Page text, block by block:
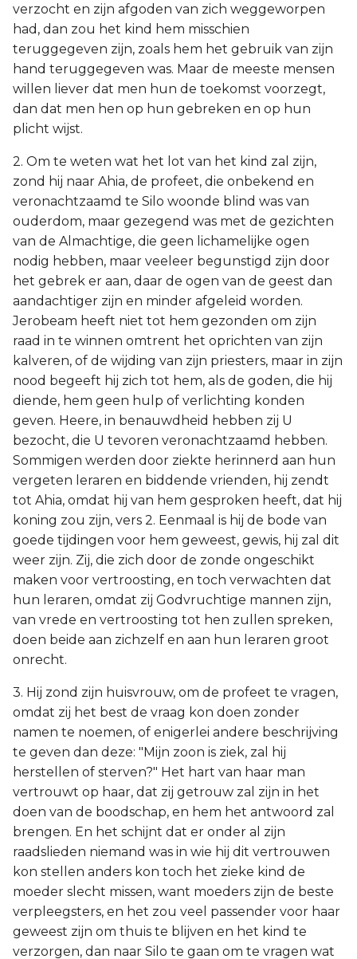
verzocht en zijn afgoden van zich weggeworpen
had, dan zou het kind hem misschien
teruggegeven zijn, zoals hem het gebruik van zijn
hand teruggegeven was. Maar de meeste mensen
willen liever dat men hun de toekomst voorzegt,
dan dat men hen op hun gebreken en op hun
plicht wijst.
2. Om te weten wat het lot van het kind zal zijn,
zond hij naar Ahia, de profeet, die onbekend en
veronachtzaamd te Silo woonde blind was van
ouderdom, maar gezegend was met de gezichten
van de Almachtige, die geen lichamelijke ogen
nodig hebben, maar veeleer begunstigd zijn door
het gebrek er aan, daar de ogen van de geest dan
aandachtiger zijn en minder afgeleid worden.
Jerobeam heeft niet tot hem gezonden om zijn
raad in te winnen omtrent het oprichten van zijn
kalveren, of de wijding van zijn priesters, maar in zijn
nood begeeft hij zich tot hem, als de goden, die hij
diende, hem geen hulp of verlichting konden
geven. Heere, in benauwdheid hebben zij U
bezocht, die U tevoren veronachtzaamd hebben.
Sommigen werden door ziekte herinnerd aan hun
vergeten leraren en biddende vrienden, hij zendt
tot Ahia, omdat hij van hem gesproken heeft, dat hij
koning zou zijn, vers 2. Eenmaal is hij de bode van
goede tijdingen voor hem geweest, gewis, hij zal dit
weer zijn. Zij, die zich door de zonde ongeschikt
maken voor vertroosting, en toch verwachten dat
hun leraren, omdat zij Godvruchtige mannen zijn,
van vrede en vertroosting tot hen zullen spreken,
doen beide aan zichzelf en aan hun leraren groot
onrecht.
3. Hij zond zijn huisvrouw, om de profeet te vragen,
omdat zij het best de vraag kon doen zonder
namen te noemen, of enigerlei andere beschrijving
te geven dan deze: "Mijn zoon is ziek, zal hij
herstellen of sterven?" Het hart van haar man
vertrouwt op haar, dat zij getrouw zal zijn in het
doen van de boodschap, en hem het antwoord zal
brengen. En het schijnt dat er onder al zijn
raadslieden niemand was in wie hij dit vertrouwen
kon stellen anders kon toch het zieke kind de
moeder slecht missen, want moeders zijn de beste
verpleegsters, en het zou veel passender voor haar
geweest zijn om thuis te blijven en het kind te
verzorgen, dan naar Silo te gaan om te vragen wat